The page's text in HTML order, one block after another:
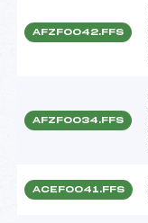
AFZF0042.FFS
AFZF0034.FFS
ACEF0041.FFS